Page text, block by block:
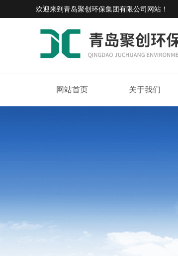
欢迎来到青岛聚创环保集团有限公司网站 ！
网站首页 关于我们